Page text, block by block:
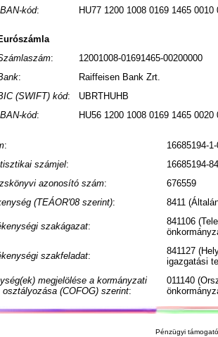
kód: HU77 1200 1008 0169 1465 0010
:
12001008-01691465-00200000
:
Raiffeisen Bank Zrt.
(SWIFT) kód:
UBRTHUHB
kód: HU56 1200 1008 0169 1465 0020
:
16685194-
számjel:
16685194-
azonosító szám:
676559
(TEÁOR'08 szerint): 8411
szakágazat:
841106
szakfeladat:
841127
igazgatási
megjelölése a kormányzati
(COFOG) szerint:
011140
Pénzügyi